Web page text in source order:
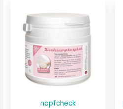
napfcheck